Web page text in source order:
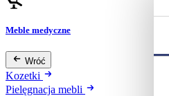
Meble medyczne
Wróć
Kozetki
Pielęgnacja mebli